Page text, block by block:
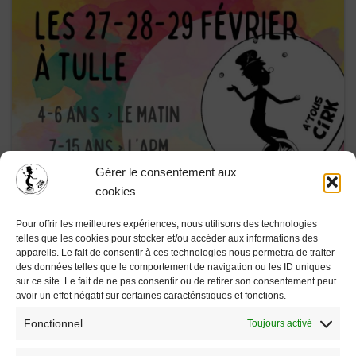
Gérer le consentement aux
cookies
Pour offrir les meilleures expériences, nous utilisons des technologies
telles que les cookies pour stocker et/ou accéder aux informations des
appareils. Le fait de consentir à ces technologies nous permettra de traiter
des données telles que le comportement de navigation ou les ID uniques
sur ce site. Le fait de ne pas consentir ou de retirer son consentement peut
avoir un effet négatif sur certaines caractéristiques et fonctions.
Fonctionnel Toujours activé
STAGE DE FÉVRIER 2024
7 mars 2024 Ateliers enfants ,Stages
Le retour en images du stage Cirque du mois de février 2024
partage